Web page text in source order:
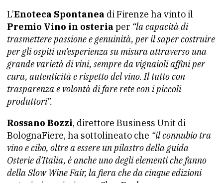
L’Enoteca Spontanea di Firenze ha vinto il
Premio Vino in osteria per “la capacità di
trasmettere passione e genuinità, per il saper costruire
per gli ospiti un’esperienza su misura attraverso una
grande varietà di vini, sempre da vignaioli affini per
cura, autenticità e rispetto del vino. Il tutto con
trasparenza e volontà di fare rete con i piccoli
produttori”.
Rossano Bozzi, direttore Business Unit di
BolognaFiere, ha sottolineato che “il connubio tra
vino e cibo, oltre a essere un pilastro della guida
Osterie d’Italia, è anche uno degli elementi che fanno
della Slow Wine Fair, la fiera che da cinque edizioni